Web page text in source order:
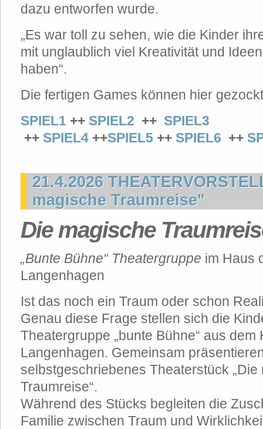
dazu entworfen wurde.
„Es war toll zu sehen, wie die Kinder
mit unglaublich viel Kreativität und
haben“.
Die fertigen Games können hier
SPIEL1 ++ SPIEL2 ++ SPIEL3
++ SPIEL4 ++SPIEL5 ++ SPIEL6 ++
21.4.2026
magische Traumreise"
Die magische
„Bunte Bühne“ Theatergruppe im Haus
Langenhagen
Ist das noch ein Traum oder schon
Genau diese Frage stellen sich die
Theatergruppe „bunte Bühne“ aus
Langenhagen. Gemeinsam
selbstgeschriebenes Theaterstück „Die
Traumreise“.
Während des Stücks begleiten die
Familie zwischen Traum und